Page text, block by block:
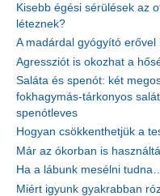
Kisebb égési sérülések az
léteznek?
A madárdal gyógyító erővel
Agressziót is okozhat a
Saláta és spenót: két
fokhagymás-tárkonyos
spenótleves
Hogyan csökkenthetjük a
Már az ókorban is
Ha a lábunk mesélni
Miért igyunk gyakrabban